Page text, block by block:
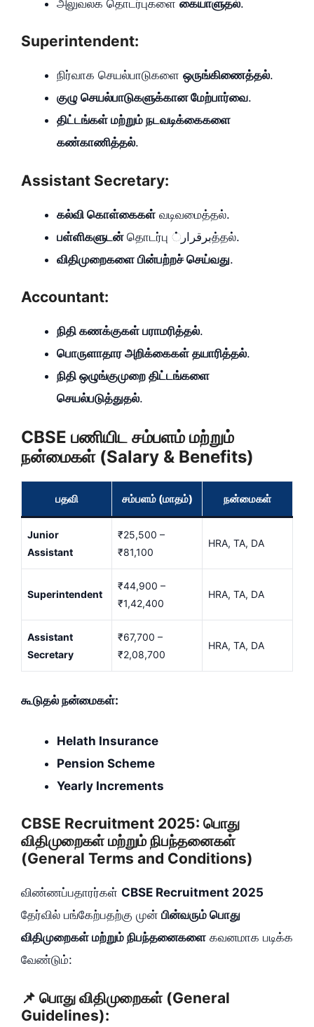
அலுவலக தொடர்புகளை கையாளுதல்.
Superintendent:
நிர்வாக செயல்பாடுகளை ஒருங்கிணைத்தல்.
குழு செயல்பாடுகளுக்கான மேற்பார்வை.
திட்டங்கள் மற்றும் நடவடிக்கைகளை
கண்காணித்தல்.
Assistant Secretary:
கல்வி கொள்கைகள் வடிவமைத்தல்.
பள்ளிகளுடன்
தொடர்பு برقرار்த்தல்.
விதிமுறைகளை பின்பற்றச் செய்வது.
Accountant:
நிதி கணக்குகள் பராமரித்தல்.
பொருளாதார அறிக்கைகள் தயாரித்தல்.
நிதி ஒழுங்குமுறை திட்டங்களை
செயல்படுத்துதல்.
CBSE பணியிட சம்பளம் மற்றும்
நன்மைகள் (Salary & Benefits)
பதவி சம்பளம் (மாதம்) நன்மைகள்
Junior
Assistant
₹25,500 –
₹81,100
HRA, TA, DA
Superintendent
₹44,900 –
₹1,42,400
HRA, TA, DA
Assistant
Secretary
₹67,700 –
₹2,08,700
HRA, TA, DA
கூடுதல் நன்மைகள்:
Helath Insurance
Pension Scheme
Yearly Increments
CBSE Recruitment 2025: பொது
விதிமுறைகள் மற்றும் நிபந்தனைகள்
(General Terms and Conditions)
விண்ணப்பதாரர்கள் CBSE Recruitment 2025
தேர்வில் பங்கேற்பதற்கு முன் பின்வரும் பொது
விதிமுறைகள் மற்றும் நிபந்தனைகளை கவனமாக படிக்க
வேண்டும்:
📌 பொது விதிமுறைகள் (General
Guidelines):